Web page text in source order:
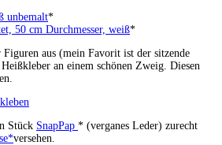
unbemalt*
50 cm Durchmesser, weiß*
Figuren aus (mein Favorit ist der sitzende
an einem schönen Zweig. Diesen
Stück SnapPap * (verganes Leder) zurecht
versehen.